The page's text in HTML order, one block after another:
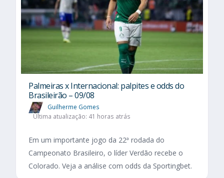
Palmeiras x Internacional: palpites e odds do
Brasileirão – 09/08
Guilherme Gomes
Última atualização: 41 horas atrás
Em um importante jogo da 22ª rodada do
Campeonato Brasileiro, o líder Verdão recebe o
Colorado. Veja a análise com odds da Sportingbet.